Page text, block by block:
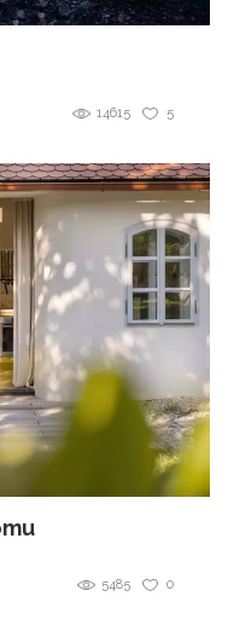
5
14615
0
5485